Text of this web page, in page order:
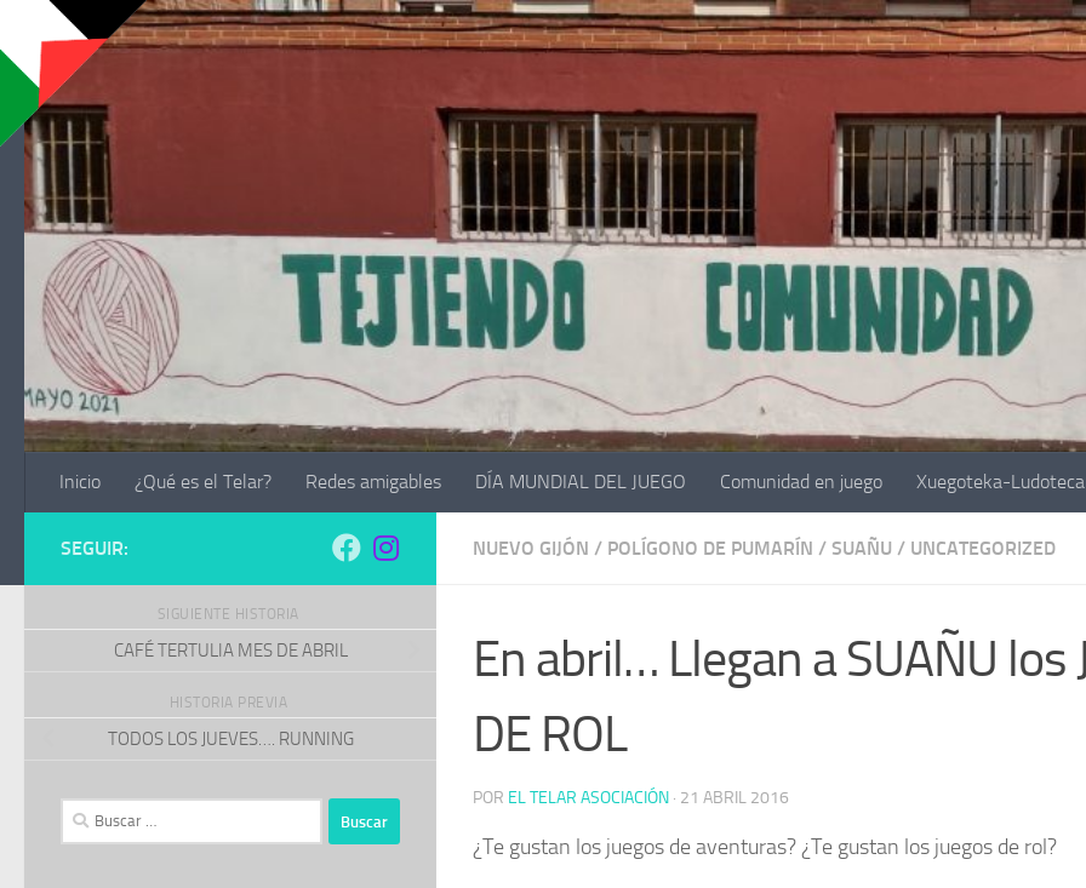
Saltar al contenido
Inicio ¿Qué es el Telar? Redes amigables DÍA MUNDIAL DEL JUEGO Comunidad en juego Xuegoteka-
NUEVO GIJÓN / POLÍGONO DE PUMARÍN / SUAÑU / UNCATEGORIZED
En abril… Llegan a SUAÑU los
DE ROL
POR EL TELAR ASOCIACIÓN · 21 ABRIL 2016
¿Te gustan los juegos de aventuras? ¿Te gustan los juegos de rol?
SEGUIR:
SIGUIENTE HISTORIA
CAFÉ TERTULIA MES DE ABRIL
HISTORIA PREVIA
TODOS LOS JUEVES…. RUNNING
Buscar: